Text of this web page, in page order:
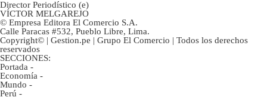
Director Periodístico (e)
VÍCTOR MELGAREJO
© Empresa Editora El Comercio S.A.
Calle Paracas #532, Pueblo Libre, Lima.
Copyright© | Gestion.pe | Grupo El Comercio | Todos los derechos
reservados
SECCIONES:
Portada -
Economía -
Mundo -
Perú -